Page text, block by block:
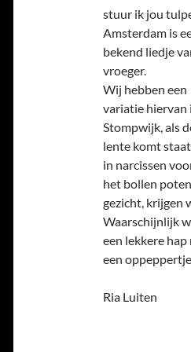
stuur ik jou
Amsterdam is
bekend liedje
vroeger.
Wij hebben een
variatie hiervan
Stompwijk, als
lente komt
in narcissen
het bollen
gezicht, krijgen
Waarschijnlijk
een lekkere
een
Ria Luiten